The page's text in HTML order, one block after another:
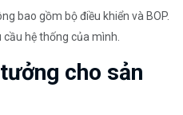
bao gồm bộ điều khiển và BOP.
hệ thống của mình.
cho sản